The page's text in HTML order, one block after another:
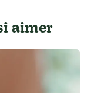
aimer